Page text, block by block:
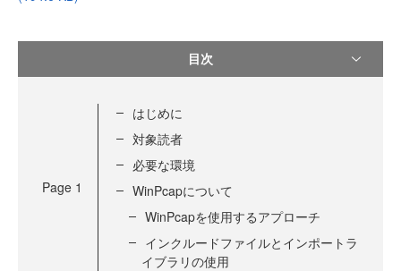
目次
Page 1
はじめに
対象読者
必要な環境
WinPcapについて
WinPcapを使用するアプローチ
インクルードファイルとインポートラ
イブラリの使用